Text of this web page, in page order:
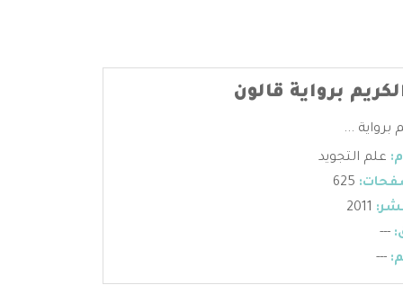
برواية قالون
برواية ...
علم التجويد
---
---